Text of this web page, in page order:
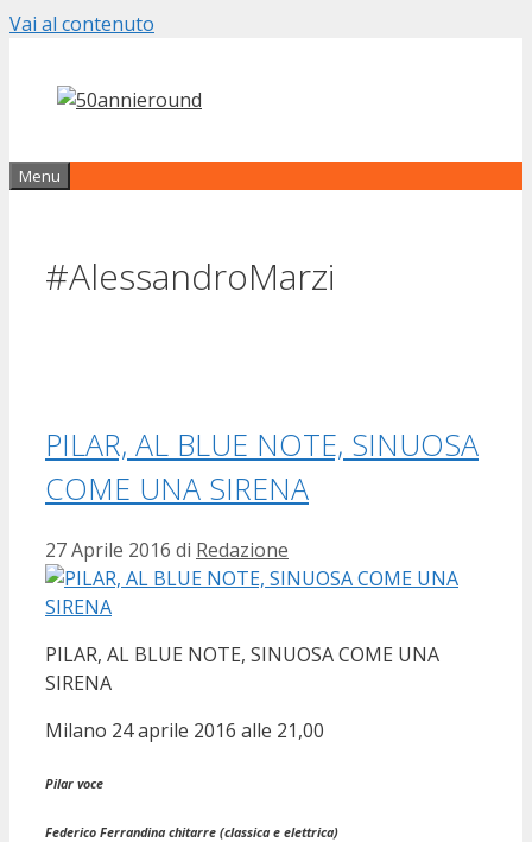
Vai al contenuto
Menu
#AlessandroMarzi
PILAR, AL BLUE NOTE, SINUOSA
COME UNA SIRENA
27 Aprile 2016 di Redazione
PILAR, AL BLUE NOTE, SINUOSA COME UNA
SIRENA
Milano 24 aprile 2016 alle 21,00
Pilar voce
Federico Ferrandina chitarre (classica e elettrica)